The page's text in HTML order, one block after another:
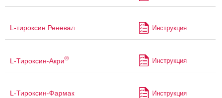
L-тироксин Реневал Инструкция
L-Тироксин-Акри® Инструкция
L-Тироксин-Фармак Инструкция